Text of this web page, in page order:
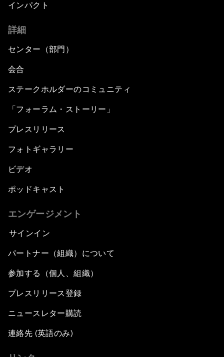
インパクト
詳細
センター（部門）
会合
ステークホルダーのコミュニティ
「フォーラム・ストーリー」
プレスリリース
フォトギャラリー
ビデオ
ポッドキャスト
エンゲージメント
サインイン
パートナー（組織）について
参加する（個人、組織）
プレスリリース登録
ニュースレター購読
連絡先 (英語のみ)